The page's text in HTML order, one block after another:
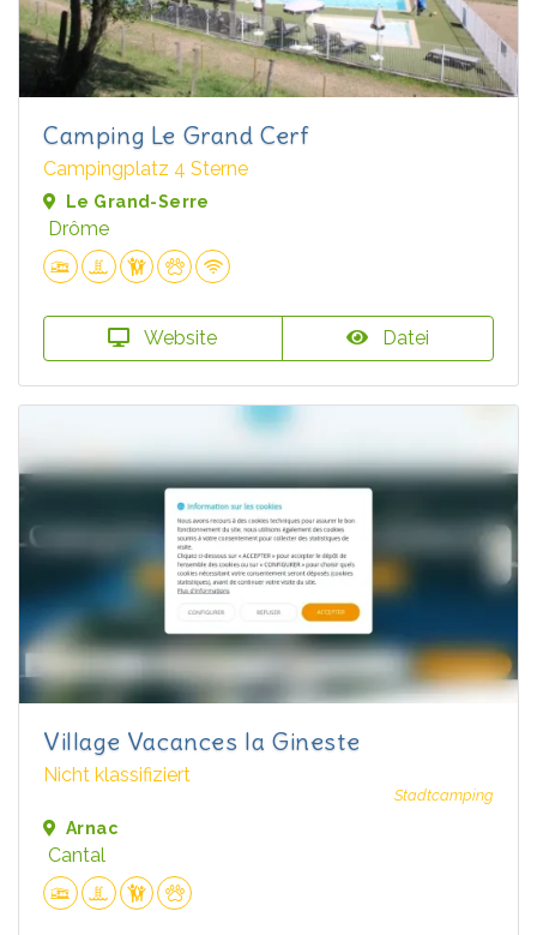
Camping Le Grand Cerf
Campingplatz 4 Sterne
Le Grand-Serre
Drôme
Website Datei
Village Vacances la Gineste
Nicht klassifiziert
Stadtcamping
Arnac
Cantal